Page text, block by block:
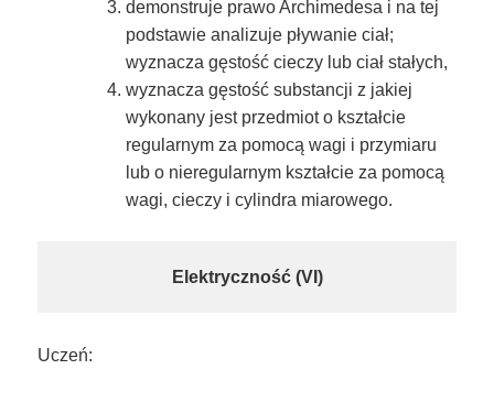
demonstruje prawo Archimedesa i na tej
podstawie analizuje pływanie ciał;
wyznacza gęstość cieczy lub ciał stałych,
wyznacza gęstość substancji z jakiej
wykonany jest przedmiot o kształcie
regularnym za pomocą wagi i przymiaru
lub o nieregularnym kształcie za pomocą
wagi, cieczy i cylindra miarowego.
Elektryczność (VI)
Uczeń: